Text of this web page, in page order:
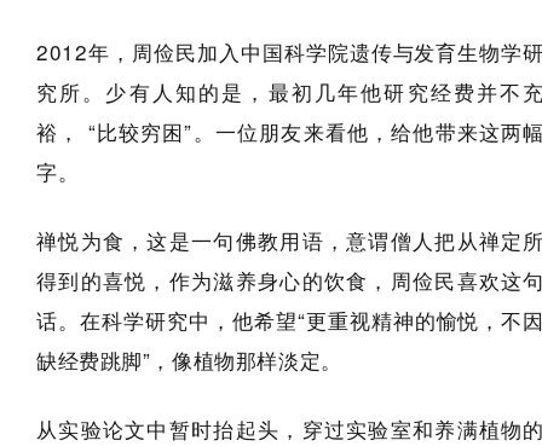
2012年，周俭民加入中国科学院遗传与发育生物学
究所。少有人知的是，最初几年他研究经费并不
裕， “比较穷困”。一位朋友来看他，给他带来这两
字。
禅悦为食，这是一句佛教用语，意谓僧人把从禅定
得到的喜悦，作为滋养身心的饮食，周俭民喜欢这
话。在科学研究中，他希望“更重视精神的愉悦，不
缺经费跳脚”，像植物那样淡定。
从实验论文中暂时抬起头，穿过实验室和养满植物